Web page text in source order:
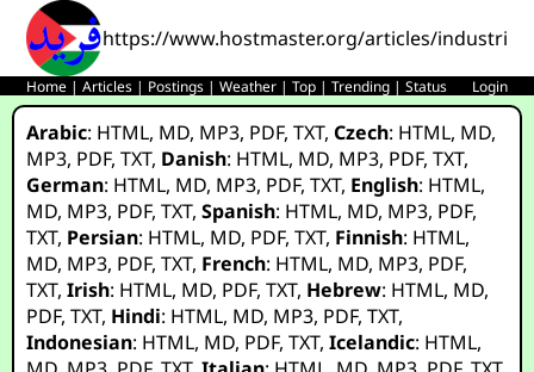
https://www.hostmaster.org/articles/
Home |Articles | Postings |Weather |Top |Trending |Status Login
Arabic: HTML, MD, MP3, PDF,TXT,Czech: HTML, MD,
MP3, PDF,TXT, Danish: HTML, MD, MP3, PDF,TXT,
German: HTML, MD, MP3, PDF,TXT, English: HTML,
MD, MP3, PDF,TXT,Spanish: HTML, MD, MP3, PDF,
TXT, Persian: HTML, MD, PDF,TXT, Finnish: HTML,
MD, MP3, PDF,TXT, French: HTML, MD, MP3, PDF,
TXT,Irish: HTML, MD, PDF,TXT, Hebrew: HTML, MD,
PDF,TXT, Hindi: HTML, MD, MP3, PDF,TXT,
Indonesian: HTML, MD, PDF,TXT,Icelandic: HTML,